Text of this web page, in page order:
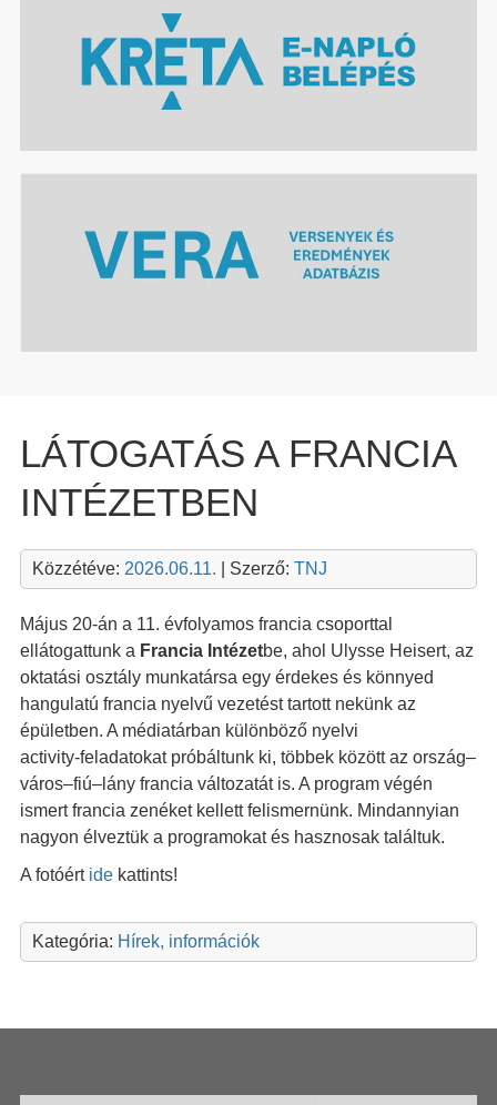
LÁTOGATÁS A FRANCIA
INTÉZETBEN
Közzétéve: 2026.06.11. | Szerző: TNJ
Május 20-án a 11. évfolyamos francia csoporttal
ellátogattunk a Francia Intézetbe, ahol Ulysse Heisert, az
oktatási osztály munkatársa egy érdekes és könnyed
hangulatú francia nyelvű vezetést tartott nekünk az
épületben. A médiatárban különböző nyelvi
activity‑feladatokat próbáltunk ki, többek között az ország–
város–fiú–lány francia változatát is. A program végén
ismert francia zenéket kellett felismernünk. Mindannyian
nagyon élveztük a programokat és hasznosak találtuk.
A fotóért idekattints!
Kategória: Hírek, információk